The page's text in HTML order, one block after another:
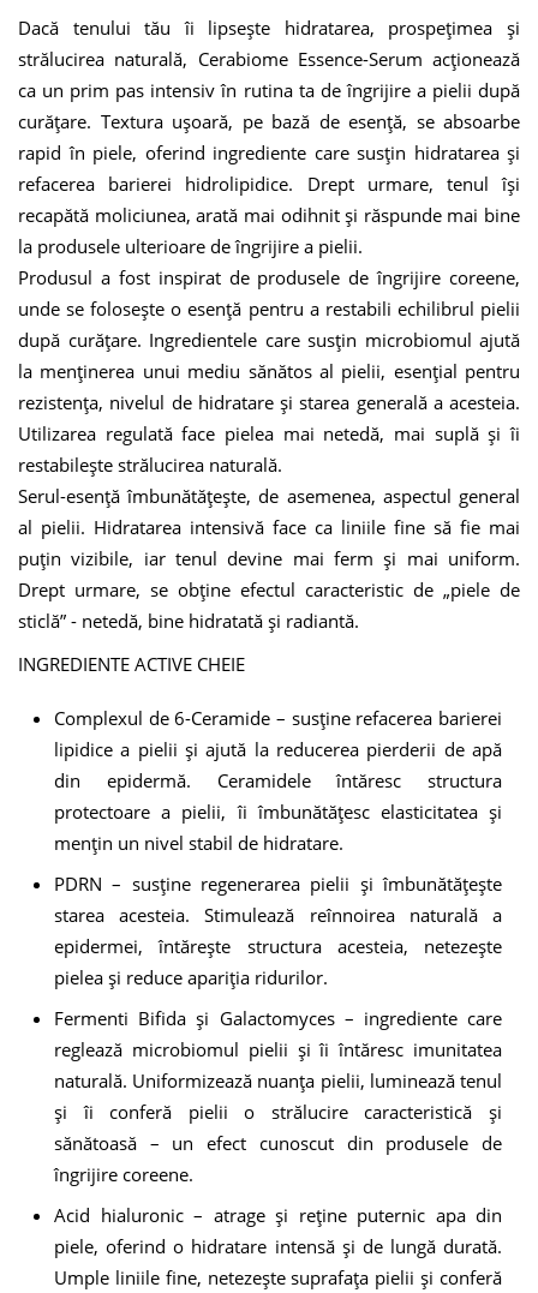
Dacă tenului tău îi lipsește hidratarea, prospețimea și
strălucirea naturală, Cerabiome Essence-Serum acționează
ca un prim pas intensiv în rutina ta de îngrijire a pielii după
curățare. Textura ușoară, pe bază de esență, se absoarbe
rapid în piele, oferind ingrediente care susțin hidratarea și
refacerea barierei hidrolipidice. Drept urmare, tenul își
recapătă moliciunea, arată mai odihnit și răspunde mai bine
la produsele ulterioare de îngrijire a pielii.
Produsul a fost inspirat de produsele de îngrijire coreene,
unde se folosește o esență pentru a restabili echilibrul pielii
după curățare. Ingredientele care susțin microbiomul ajută
la menținerea unui mediu sănătos al pielii, esențial pentru
rezistența, nivelul de hidratare și starea generală a acesteia.
Utilizarea regulată face pielea mai netedă, mai suplă și îi
restabilește strălucirea naturală.
Serul-esență îmbunătățește, de asemenea, aspectul general
al pielii. Hidratarea intensivă face ca liniile fine să fie mai
puțin vizibile, iar tenul devine mai ferm și mai uniform.
Drept urmare, se obține efectul caracteristic de „piele de
sticlă” - netedă, bine hidratată și radiantă.
INGREDIENTE ACTIVE CHEIE
Complexul de 6-Ceramide – susține refacerea barierei
lipidice a pielii și ajută la reducerea pierderii de apă
din epidermă. Ceramidele întăresc structura
protectoare a pielii, îi îmbunătățesc elasticitatea și
mențin un nivel stabil de hidratare.
PDRN – susține regenerarea pielii și îmbunătățește
starea acesteia. Stimulează reînnoirea naturală a
epidermei, întărește structura acesteia, netezește
pielea și reduce apariția ridurilor.
Fermenti Bifida și Galactomyces– ingrediente care
reglează microbiomul pielii și îi întăresc imunitatea
naturală. Uniformizează nuanța pielii, luminează tenul
și îi conferă pielii o strălucire caracteristică și
sănătoasă – un efect cunoscut din produsele de
îngrijire coreene.
Acid hialuronic– atrage și reține puternic apa din
piele, oferind o hidratare intensă și de lungă durată.
Umple liniile fine, netezește suprafața pielii și conferă